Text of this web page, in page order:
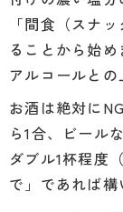
「間食（スナ
ることから始め
アルコールと
お酒は絶対に
ら1合、ビール
ダブル1杯程度
で」であれば構